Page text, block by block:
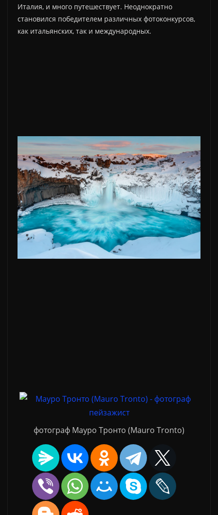
Италия, и много путешествует. Неоднократно
становился победителем различных фотоконкурсов,
как итальянских, так и международных.
фотограф Мауро Тронто (Mauro Tronto)